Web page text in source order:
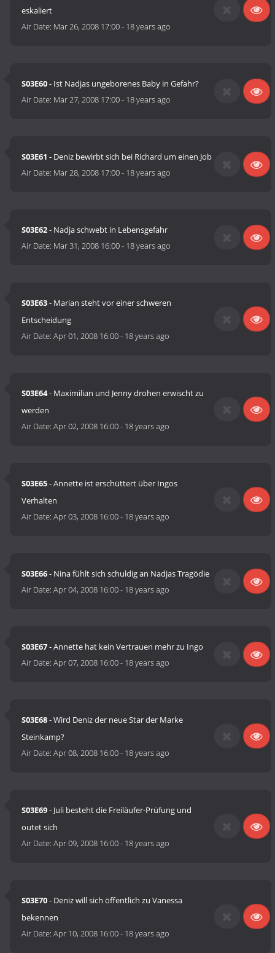
eskaliert
Air Date: Mar 26, 2008 17:00- 18 years ago
S03E60- Ist Nadjas ungeborenes Baby in Gefahr?
Air Date: Mar 27, 2008 17:00- 18 years ago
S03E61 - Deniz bewirbt sich bei Richard um einen Job
Air Date: Mar 28, 2008 17:00- 18 years ago
S03E62- Nadja schwebt in Lebensgefahr
Air Date: Mar 31, 2008 16:00- 18 years ago
S03E63- Marian steht vor einer schweren
Entscheidung
Air Date:Apr 01, 2008 16:00- 18 years ago
S03E64- Maximilian und Jenny drohen erwischt zu
werden
Air Date:Apr 02, 2008 16:00- 18 years ago
S03E65- Annette ist erschüttert über Ingos
Verhalten
Air Date:Apr 03, 2008 16:00- 18 years ago
S03E66- Nina fühlt sich schuldig an Nadjas Tragödie
Air Date:Apr 04, 2008 16:00- 18 years ago
S03E67- Annette hat kein Vertrauen mehr zu Ingo
Air Date:Apr 07, 2008 16:00- 18 years ago
S03E68- Wird Deniz der neue Star der Marke
Steinkamp?
Air Date:Apr 08, 2008 16:00- 18 years ago
S03E69- Juli besteht die Freiläufer-Prüfung und
outet sich
Air Date:Apr 09, 2008 16:00- 18 years ago
S03E70- Deniz will sich öffentlich zu Vanessa
bekennen
Air Date:Apr 10, 2008 16:00- 18 years ago